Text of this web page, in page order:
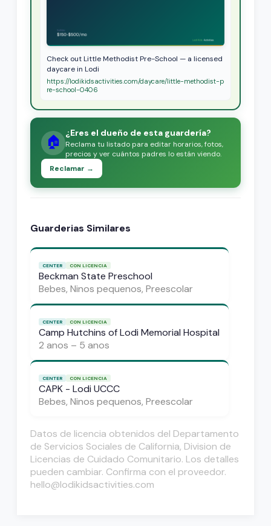
Check out Little Methodist Pre-School — a licensed
daycare in Lodi
https://lodikidsactivities.com/daycare/little-methodist-p
re-school-0406
🏠 ¿Eres el dueño de esta guardería?
Reclama tu listado para editar horarios, fotos,
precios y ver cuántos padres lo están viendo.
Reclamar →
Guarderias Similares
CENTER CON LICENCIA
Beckman State Preschool
Bebes, Ninos pequenos, Preescolar
CENTER CON LICENCIA
Camp Hutchins of Lodi Memorial Hospital
2 anos – 5 anos
CENTER CON LICENCIA
CAPK - Lodi UCCC
Bebes, Ninos pequenos, Preescolar
Datos de licencia obtenidos del Departamento
de Servicios Sociales de California, Division de
Licencias de Cuidado Comunitario. Los detalles
pueden cambiar. Confirma con el proveedor.
hello@lodikidsactivities.com